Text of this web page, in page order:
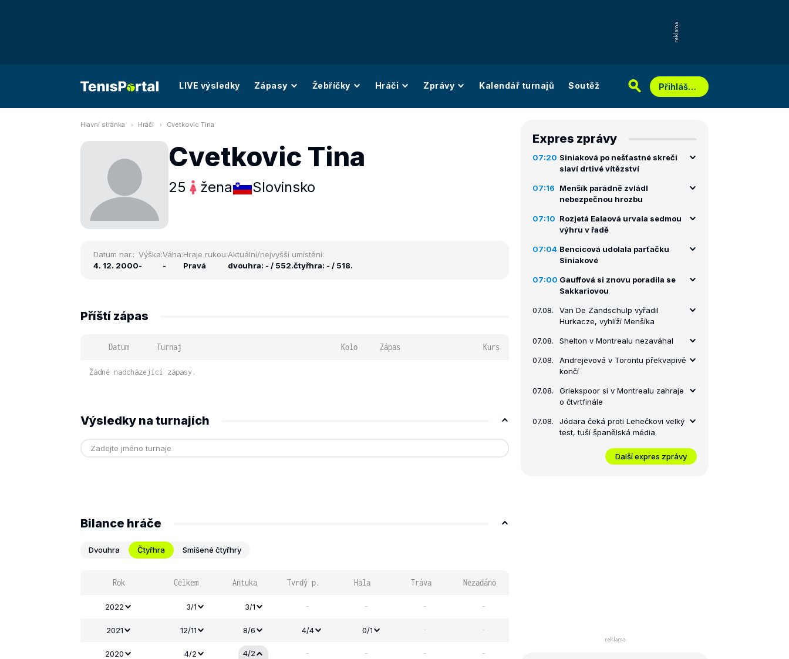
LIVE výsledky Zápasy Žebříčky Hráči Zprávy Kalendář turnajů Soutěž Přihlášení
Hlavní stránka Hráči Cvetkovic Tina
Cvetkovic Tina
25 žena Slovinsko
Datum nar.:
4. 12. 2000
Výška:
-
Váha:
-
Hraje rukou:
Pravá
Aktuální/nejvyšší umístění:
dvouhra: - / 552.čtyřhra: - / 518.
Příští zápas
Datum Turnaj Kolo Zápas Kurs
Žádné nadcházející zápasy.
Výsledky na turnajích
Bilance hráče
Dvouhra Čtyřhra Smíšené čtyřhry
Rok Celkem Antuka Tvrdý p. Hala Tráva Nezadáno
2022 3/1 3/1 - - - -
2021 12/11 8/6 4/4 0/1 - -
2020 4/2 4/2 - - - -
Expres zprávy
07:20 Siniaková po nešťastné skreči
slaví drtivé vítězství
07:16
Menšík parádně zvládl
nebezpečnou hrozbu
07:10 Rozjetá Ealaová urvala sedmou
výhru v řadě
07:04 Bencicová udolala parťačku
Siniakové
07:00 Gauffová si znovu poradila se
Sakkariovou
07.08.
Van De Zandschulp vyřadil
Hurkacze, vyhlíží Menšíka
07.08. Shelton v Montrealu nezaváhal
07.08.
Andrejevová v Torontu překvapivě
končí
07.08.
Griekspoor si v Montrealu zahraje
o čtvrtfinále
07.08.
Jódara čeká proti Lehečkovi velký
test, tuší španělská média
Další expres zprávy